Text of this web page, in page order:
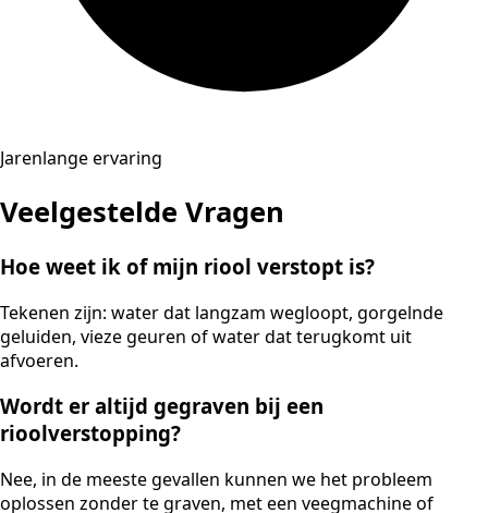
Jarenlange ervaring
Veelgestelde Vragen
Hoe weet ik of mijn riool verstopt is?
Tekenen zijn: water dat langzam wegloopt, gorgelnde
geluiden, vieze geuren of water dat terugkomt uit
afvoeren.
Wordt er altijd gegraven bij een
rioolverstopping?
Nee, in de meeste gevallen kunnen we het probleem
oplossen zonder te graven, met een veegmachine of